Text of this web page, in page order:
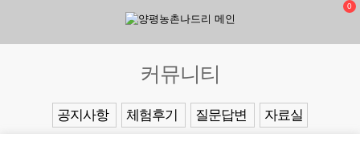
0
커뮤니티
공지사항 체험후기 질문답변 자료실